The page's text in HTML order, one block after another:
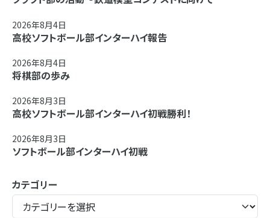
2026年8月4日
高校ソフトボール部インターハイ報告
2026年8月4日
将棋部の歩み
2026年8月3日
高校ソフトボール部インターハイ初戦勝利！
2026年8月3日
ソフトボール部インターハイ初戦
カテゴリー